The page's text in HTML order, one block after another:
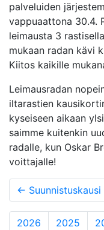
palveluiden
vappuaattona 30.4.
leimausta 3
mukaan radan kävi
Kiitos kaikille
Leimausradan
iltarastien
kyseiseen aikaan
saimme kuitenkin
radalle, kun Oskar
voittajalle!
← Suunnistuskausi 2016 on valmis
2026 2025